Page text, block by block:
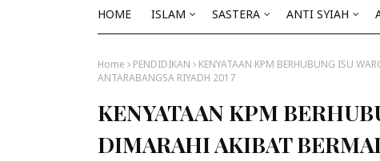
HOME ISLAM SASTERA ANTI SYIAH
Home PENDIDIKAN
KENYATAAN KPM BERHUBUNG ISU
ANTARABANGSA RIYADH 2017
KENYATAAN KPM
DIMARAHI AKIBAT